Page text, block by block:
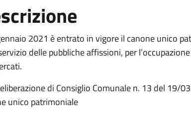
2021 è entrato in vigore il canone unico
delle pubbliche affissioni, per
di Consiglio Comunale n. 13 del 19/
unico patrimoniale